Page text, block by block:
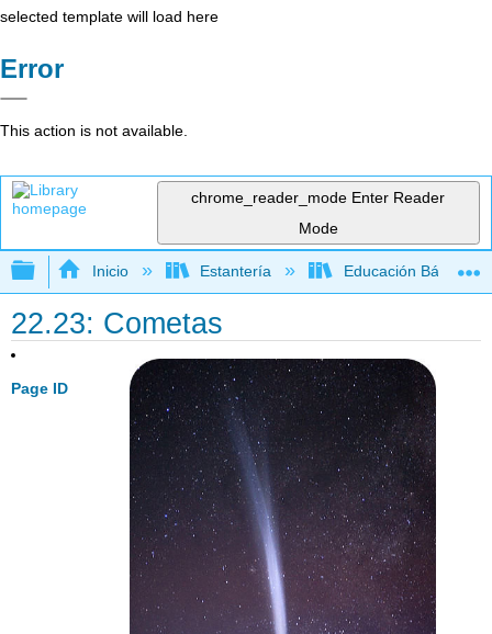
selected template will load here
Error
This action is not available.
chrome_reader_mode Enter Reader
Mode
Expandir/contraer jerarquía global
Inicio Estantería Educación Básica
22.23: Cometas
Page ID